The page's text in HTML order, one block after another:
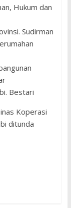
Hukum dan
Sudirman
Bestari
Koperasi
ditunda